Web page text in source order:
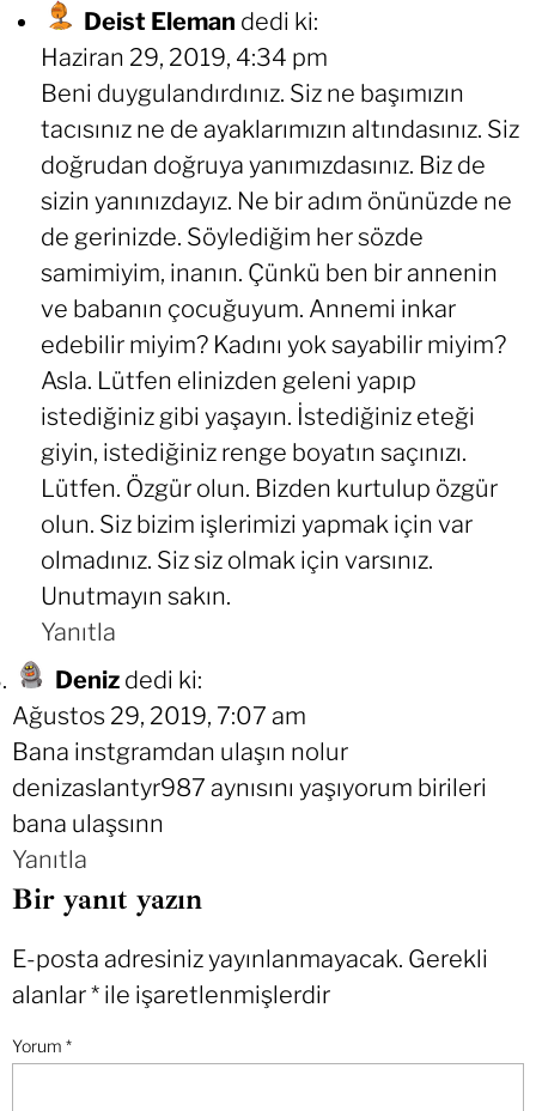
Deist Eleman dedi ki:
Haziran 29, 2019, 4:34 pm
Beni duygulandırdınız. Siz ne başımızın
tacısınız ne de ayaklarımızın altındasınız. Siz
doğrudan doğruya yanımızdasınız. Biz de
sizin yanınızdayız. Ne bir adım önünüzde ne
de gerinizde. Söylediğim her sözde
samimiyim, inanın. Çünkü ben bir annenin
ve babanın çocuğuyum. Annemi inkar
edebilir miyim? Kadını yok sayabilir miyim?
Asla. Lütfen elinizden geleni yapıp
istediğiniz gibi yaşayın. İstediğiniz eteği
giyin, istediğiniz renge boyatın saçınızı.
Lütfen. Özgür olun. Bizden kurtulup özgür
olun. Siz bizim işlerimizi yapmak için var
olmadınız. Siz siz olmak için varsınız.
Unutmayın sakın.
Yanıtla
Deniz dedi ki:
Ağustos 29, 2019, 7:07 am
Bana instgramdan ulaşın nolur
denizaslantyr987 aynısını yaşıyorum birileri
bana ulaşsınn
Yanıtla
Bir yanıt yazın
E-posta adresiniz yayınlanmayacak. Gerekli
alanlar* ile işaretlenmişlerdir
Yorum *